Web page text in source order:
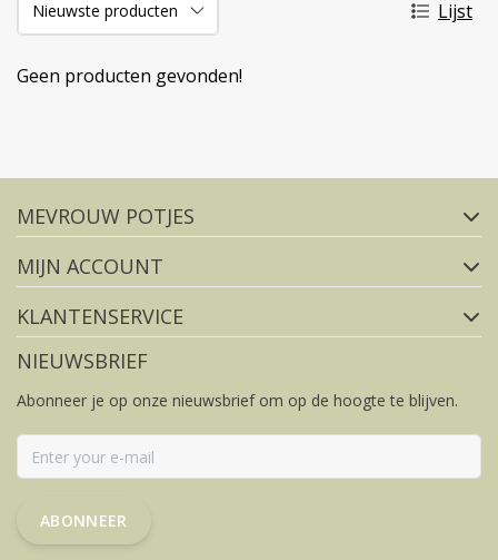
Lijst
Geen producten gevonden!
FACEBOOK
MEVROUW POTJES
MIJN ACCOUNT
KLANTENSERVICE
NIEUWSBRIEF
Abonneer je op onze nieuwsbrief om op de hoogte te blijven.
ABONNEER